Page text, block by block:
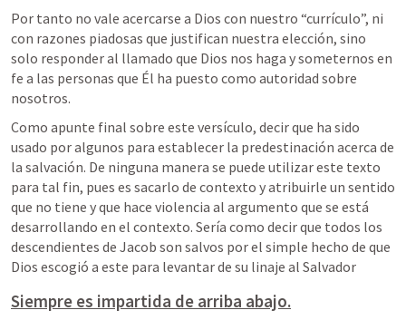
Por tanto no vale acercarse a Dios con nuestro “currículo”, ni
con razones piadosas que justifican nuestra elección, sino
solo responder al llamado que Dios nos haga y someternos en
fe a las personas que Él ha puesto como autoridad sobre
nosotros.
Como apunte final sobre este versículo, decir que ha sido
usado por algunos para establecer la predestinación acerca de
la salvación. De ninguna manera se puede utilizar este texto
para tal fin, pues es sacarlo de contexto y atribuirle un sentido
que no tiene y que hace violencia al argumento que se está
desarrollando en el contexto. Sería como decir que todos los
descendientes de Jacob son salvos por el simple hecho de que
Dios escogió a este para levantar de su linaje al Salvador
Siempre es impartida de arriba abajo.